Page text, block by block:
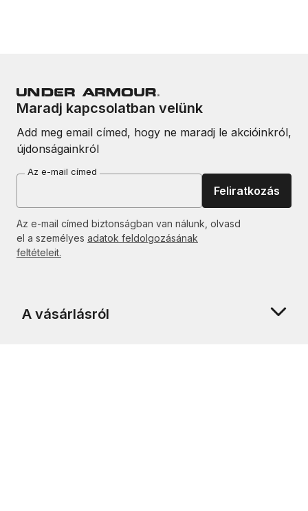
Maradj kapcsolatban velünk
Add meg email címed, hogy ne maradj le akcióinkról,
újdonságainkról
Az e-mail címed
Feliratkozás
Az e-mail címed biztonságban van nálunk, olvasd
el a személyes adatok feldolgozásának
feltételeit.
A vásárlásról